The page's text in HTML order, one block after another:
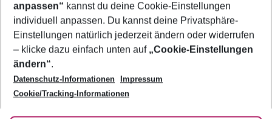
Footer
Footer navigation
Über uns
AGB
Bestpreisgarantie
Cookie-Einstellungen ändern
Cookie-Richtlinie
Agenturbetreuung
Barrierefreies Reisen
Folge uns
anpassen“ kannst du deine Cookie-Einstellungen
individuell anpassen. Du kannst deine Privatsphäre-
Einstellungen natürlich jederzeit ändern oder widerrufen
– klicke dazu einfach unten auf „Cookie-Einstellungen
ändern“.
Datenschutz-Informationen
Impressum
Cookie/Tracking-Informationen